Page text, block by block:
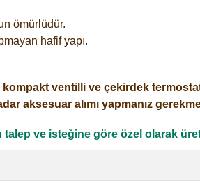
ömürlüdür.
hafif yapı.
ventilli ve çekirdek
aksesuar alımı yapmanız
ve isteğine göre özel olarak